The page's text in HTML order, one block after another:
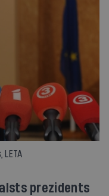
prezidents